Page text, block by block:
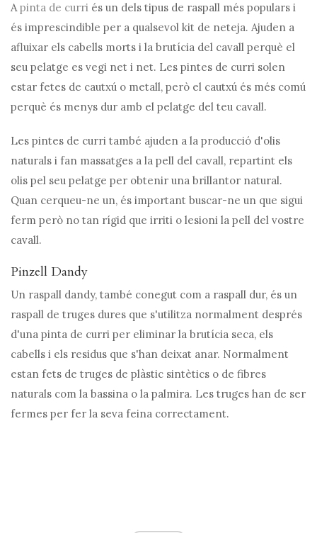
Apinta de curri és un dels tipus de raspall més populars i
és imprescindible per a qualsevol kit de neteja. Ajuden a
afluixar els cabells morts i la brutícia del cavall perquè el
seu pelatge es vegi net i net. Les pintes de curri solen
estar fetes de cautxú o metall, però el cautxú és més comú
perquè és menys dur amb el pelatge del teu cavall.
Les pintes de curri també ajuden a la producció d'olis
naturals i fan massatges a la pell del cavall, repartint els
olis pel seu pelatge per obtenir una brillantor natural.
Quan cerqueu-ne un, és important buscar-ne un que sigui
ferm però no tan rígid que irriti o lesioni la pell del vostre
cavall.
Pinzell Dandy
Un raspall dandy, també conegut com a raspall dur, és un
raspall de truges dures que s'utilitza normalment després
d'una pinta de curri per eliminar la brutícia seca, els
cabells i els residus que s'han deixat anar. Normalment
estan fets de truges de plàstic sintètics o de fibres
naturals com la bassina o la palmira. Les truges han de ser
fermes per fer la seva feina correctament.